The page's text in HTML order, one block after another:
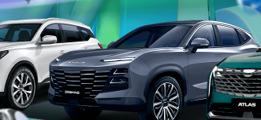
Базовая (5 мест)
2026 г